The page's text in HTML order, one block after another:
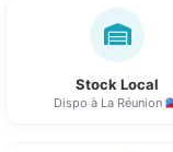
Stock Local
Dispo à La Réunion